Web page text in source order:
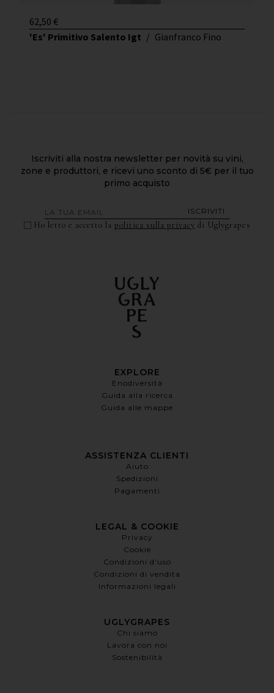
62,50 €
'Es' Primitivo Salento Igt / Gianfranco Fino
Iscriviti alla nostra newsletter per novità su vini,
zone e produttori, e ricevi uno sconto di 5€ per il tuo
primo acquisto
ISCRIVITI
Ho letto e accetto la politica sulla privacy di Uglygrapes
EXPLORE
Enodiversità
Guida alla ricerca
Guida alle mappe
ASSISTENZA CLIENTI
Aiuto
Spedizioni
Pagamenti
LEGAL & COOKIE
Privacy
Cookie
Condizioni d'uso
Condizioni di vendita
Informazioni legali
UGLYGRAPES
Chi siamo
Lavora con noi
Sostenibilità